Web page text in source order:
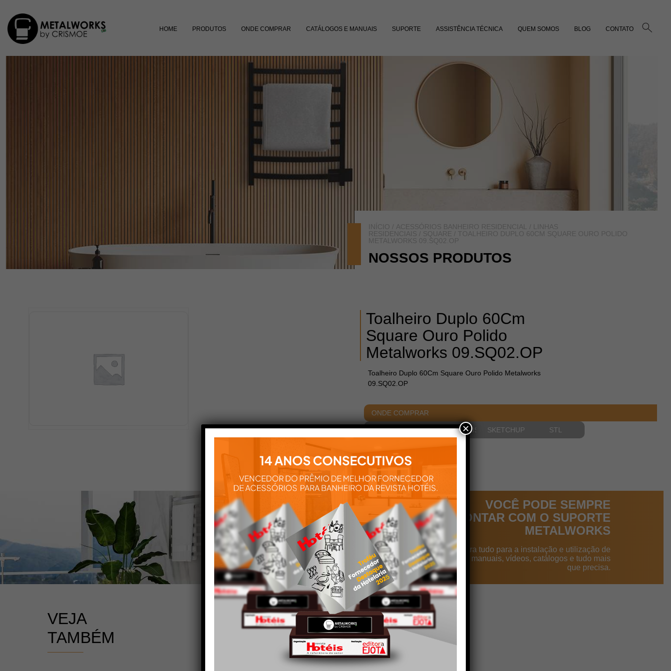
HOME PRODUTOS ONDE COMPRAR CATÁLOGOS E MANUAIS SUPORTE ASSISTÊNCIA TÉCNICA QUEM SOMOS BLOG CONTATO
INÍCIO / ACESSÓRIOS BANHEIRO RESIDENCIAL /
LINHAS
RESIDENCIAIS / SQUARE / TOALHEIRO DUPLO 60CM SQUARE OURO POLIDO
METALWORKS 09.SQ02.OP
NOSSOS PRODUTOS
Toalheiro Duplo 60Cm
Square Ouro Polido
Metalworks 09.SQ02.OP
Toalheiro Duplo 60Cm Square Ouro Polido Metalworks
09.SQ02.OP
ONDE COMPRAR
ACABAMENTOS DIMENSIONAIS SKETCHUP STL
VOCÊ PODE SEMPRE
CONTAR COM O SUPORTE
METALWORKS
Aqui você encontra tudo para a instalação e utilização de
nossos produtos: manuais, vídeos, catálogos e tudo mais
que precisa.
VEJA
TAMBÉM
×